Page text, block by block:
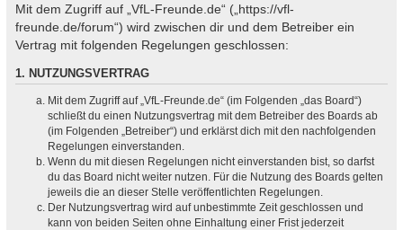
Mit dem Zugriff auf „VfL-Freunde.de“ („https://vfl-
freunde.de/forum“) wird zwischen dir und dem Betreiber ein
Vertrag mit folgenden Regelungen geschlossen:
1. NUTZUNGSVERTRAG
Mit dem Zugriff auf „VfL-Freunde.de“ (im Folgenden „das Board“)
schließt du einen Nutzungsvertrag mit dem Betreiber des Boards ab
(im Folgenden „Betreiber“) und erklärst dich mit den nachfolgenden
Regelungen einverstanden.
Wenn du mit diesen Regelungen nicht einverstanden bist, so darfst
du das Board nicht weiter nutzen. Für die Nutzung des Boards gelten
jeweils die an dieser Stelle veröffentlichten Regelungen.
Der Nutzungsvertrag wird auf unbestimmte Zeit geschlossen und
kann von beiden Seiten ohne Einhaltung einer Frist jederzeit